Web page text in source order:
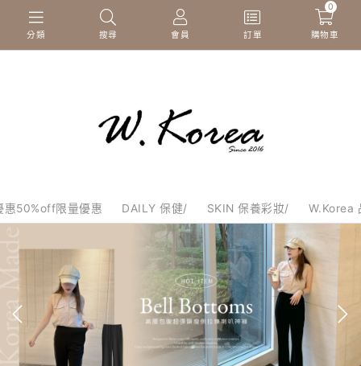
分類 搜尋 會員 訂單
0
購物車
惠50%off限量優惠 DAILY 保健/ SKIN 保養彩妝/ W.Korea